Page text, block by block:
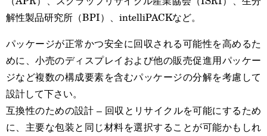
解性製品研究所（BPI）、intelliPACKなど。
パッケージが正常かつ安全に回収される可能性を高めるた
めに、小売のディスプレイおよび他の販売促進用パッケー
ジなど複数の構成要素を含むパッケージの分解を考慮して
設計して下さい。
互換性のための設計 – 回収とリサイクルを可能にするため
に、主要な包装と同じ材料を選択することが可能かもしれ